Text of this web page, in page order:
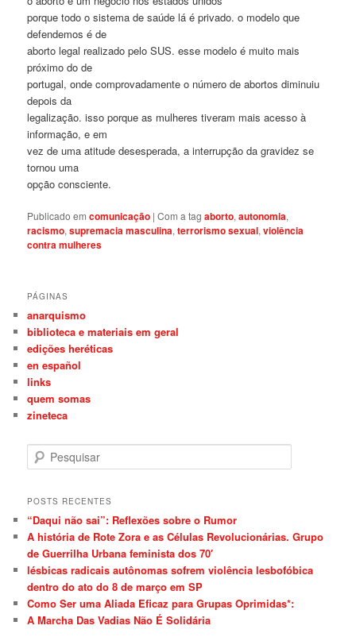
porque todo o sistema de saúde lá é privado. o modelo que
defendemos é de
aborto legal realizado pelo SUS. esse modelo é muito mais
próximo do de
portugal, onde comprovadamente o número de abortos diminuiu
depois da
legalização. isso porque as mulheres tiveram mais acesso à
informação, e em
vez de uma atitude desesperada, a interrupção da gravidez se
tornou uma
opção consciente.
Publicado em comunicação |Com a tagaborto,autonomia,
racismo,supremacia masculina,terrorismo sexual,violência
contra mulheres
PÁGINAS
anarquismo
biblioteca e materiais em geral
edições heréticas
en español
links
quem somas
zineteca
e
q
s
a
r
POSTS RECENTES
“Daqui não sai”: Reflexões sobre o Rumor
A história de Rote Zora e as Células Revolucionárias. Grupo
de Guerrilha Urbana feminista dos 70′
lésbicas radicais autônomas sofrem violência lesbofóbica
dentro do ato do 8 de março em SP
Como Ser uma Aliada Eficaz para Grupas Oprimidas*:
A Marcha Das Vadias Não É Solidária